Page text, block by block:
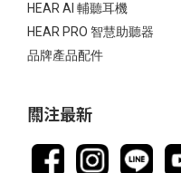
HEAR AI 輔聽耳機
HEAR PRO 智慧助聽器
品牌產品配件
關注最新